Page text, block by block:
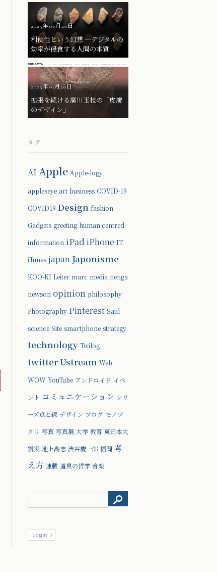
2025年02月20日
利便性という幻想 ―デジタルの
効率が侵食する人間の本質
2025年01月20日
拡張を続ける廣川玉枝の「皮膚
のデザイン」
タグ
AI Apple Apple-logy
appleseye art business COVID-19
COVID19 Design fashion
Gadgets greeting human centred
information iPadiPhone IT
iTunes japan Japonisme
KOO-KI Leiter marc media nenga
newson opinion philosophy
Photography Pinterest Saul
science Site smartphone strategy
technology Twilog
twitterUstream Web
WOW YouTube アンドロイド イベ
ント コミュニケーション シリ
ーズ点と線 デザイン ブログ モノヅ
クリ 写真 写真展 大学 教育 東日本大
震災 池上高志 渋谷慶一郎 福岡 考
え方 連載 道具の哲学 音楽